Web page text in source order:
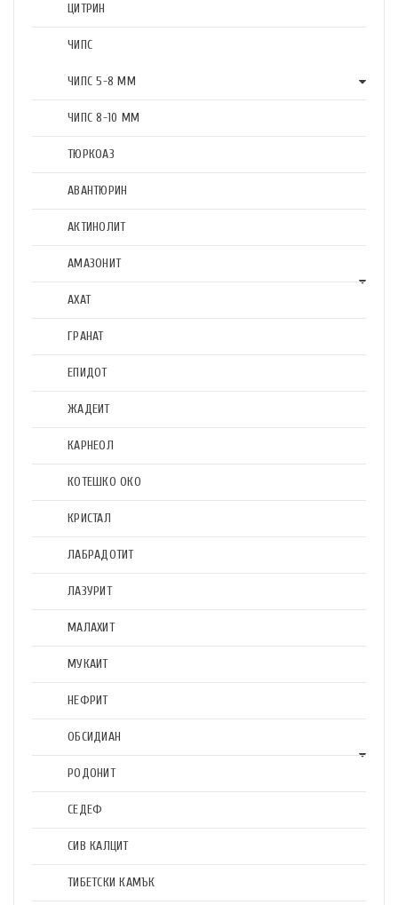
ЦИТРИН
ЧИПС
ЧИПС 5-8 ММ
ЧИПС 8-10 ММ
ТЮРКОАЗ
АВАНТЮРИН
АКТИНОЛИТ
АМАЗОНИТ
АХАТ
ГРАНАТ
ЕПИДОТ
ЖАДЕИТ
КАРНЕОЛ
КОТЕШКО ОКО
КРИСТАЛ
ЛАБРАДОТИТ
ЛАЗУРИТ
МАЛАХИТ
МУКАИТ
НЕФРИТ
ОБСИДИАН
РОДОНИТ
СЕДЕФ
СИВ КАЛЦИТ
ТИБЕТСКИ КАМЪК